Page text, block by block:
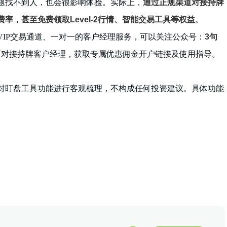
不到人，也会很影响体验。实际上， 通过正规渠道对接持牌
率，甚至免费领取Level-2行情、智能交易工具等权益。
交易通道、一对一的客户经理服务，可以关注公众号： 3句
接持牌客户经理，获取专属优惠佣金开户链接及使用指导。
盯盘工具功能进行客观梳理，不构成任何投资建议。具体功能